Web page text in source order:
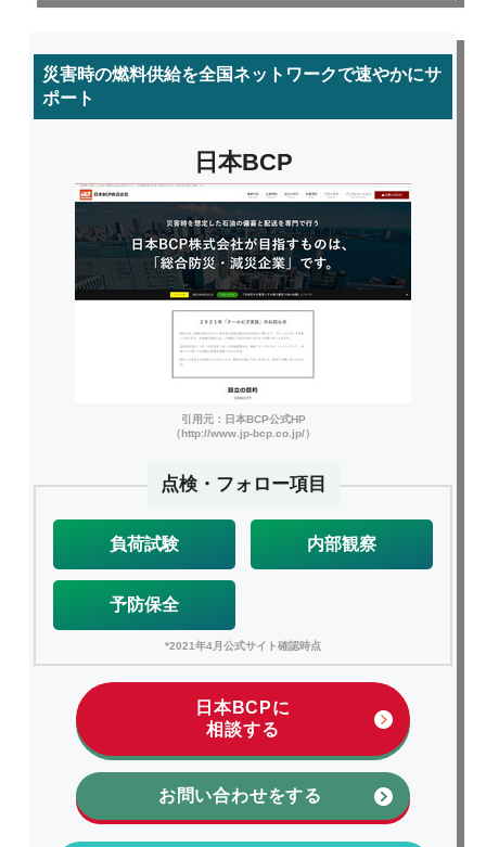
災害時の燃料供給を全国ネットワークで速やかにサ
ポート
日本BCP
引用元：日本BCP公式HP
（http://www.jp-bcp.co.jp/）
点検・フォロー項目
負荷試験 内部観察
予防保全
*2021年4月公式サイト確認時点
日本BCPに
相談する
お問い合わせをする